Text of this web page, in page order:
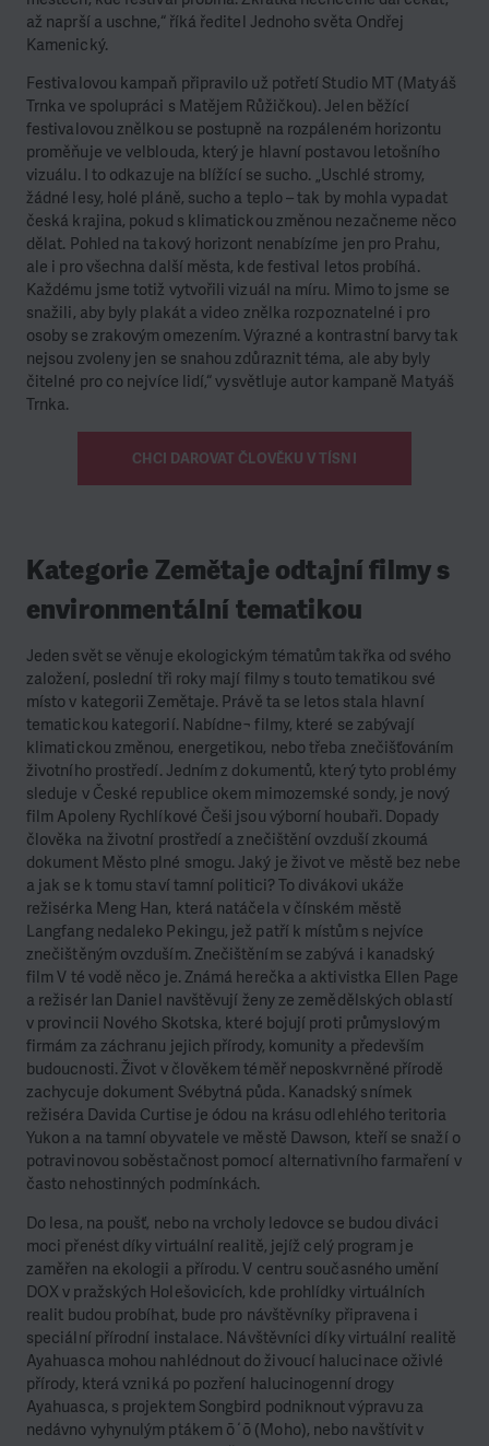
až naprší a uschne,“ říká ředitel Jednoho světa Ondřej
Kamenický.
Festivalovou kampaň připravilo už potřetí Studio MT (Matyáš
Trnka ve spolupráci s Matějem Růžičkou). Jelen běžící
festivalovou znělkou se postupně na rozpáleném horizontu
proměňuje ve velblouda, který je hlavní postavou letošního
vizuálu. I to odkazuje na blížící se sucho. „Uschlé stromy,
žádné lesy, holé pláně, sucho a teplo – tak by mohla vypadat
česká krajina, pokud s klimatickou změnou nezačneme něco
dělat. Pohled na takový horizont nenabízíme jen pro Prahu,
ale i pro všechna další města, kde festival letos probíhá.
Každému jsme totiž vytvořili vizuál na míru. Mimo to jsme se
snažili, aby byly plakát a video znělka rozpoznatelné i pro
osoby se zrakovým omezením. Výrazné a kontrastní barvy tak
nejsou zvoleny jen se snahou zdůraznit téma, ale aby byly
čitelné pro co nejvíce lidí,“ vysvětluje autor kampaně Matyáš
Trnka.
CHCI DAROVAT ČLOVĚKU V TÍSNI
Kategorie Zemětaje odtajní filmy s
environmentální tematikou
Jeden svět se věnuje ekologickým tématům takřka od svého
založení, poslední tři roky mají filmy s touto tematikou své
místo v kategorii Zemětaje. Právě ta se letos stala hlavní
tematickou kategorií. Nabídne¬ filmy, které se zabývají
klimatickou změnou, energetikou, nebo třeba znečišťováním
životního prostředí. Jedním z dokumentů, který tyto problémy
sleduje v České republice okem mimozemské sondy, je nový
film Apoleny Rychlíkové Češi jsou výborní houbaři. Dopady
člověka na životní prostředí a znečištění ovzduší zkoumá
dokument Město plné smogu. Jaký je život ve městě bez nebe
a jak se k tomu staví tamní politici? To divákovi ukáže
režisérka Meng Han, která natáčela v čínském městě
Langfang nedaleko Pekingu, jež patří k místům s nejvíce
znečištěným ovzduším. Znečištěním se zabývá i kanadský
film V té vodě něco je. Známá herečka a aktivistka Ellen Page
a režisér Ian Daniel navštěvují ženy ze zemědělských oblastí
v provincii Nového Skotska, které bojují proti průmyslovým
firmám za záchranu jejich přírody, komunity a především
budoucnosti. Život v člověkem téměř neposkvrněné přírodě
zachycuje dokument Svébytná půda. Kanadský snímek
režiséra Davida Curtise je ódou na krásu odlehlého teritoria
Yukon a na tamní obyvatele ve městě Dawson, kteří se snaží o
potravinovou soběstačnost pomocí alternativního farmaření v
často nehostinných podmínkách.
Do lesa, na poušť, nebo na vrcholy ledovce se budou diváci
moci přenést díky virtuální realitě, jejíž celý program je
zaměřen na ekologii a přírodu. V centru současného umění
DOX v pražských Holešovicích, kde prohlídky virtuálních
realit budou probíhat, bude pro návštěvníky připravena i
speciální přírodní instalace. Návštěvníci díky virtuální realitě
Ayahuasca mohou nahlédnout do živoucí halucinace oživlé
přírody, která vzniká po pozření halucinogenní drogy
Ayahuasca, s projektem Songbird podniknout výpravu za
nedávno vyhynulým ptákem ōʻō (Moho), nebo navštívit v